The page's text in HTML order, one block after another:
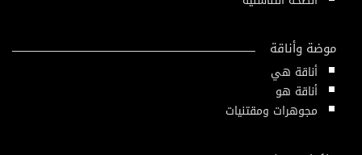
موضة وأناقة
أناقة هي
أناقة هو
مجوهرات ومقتنيات